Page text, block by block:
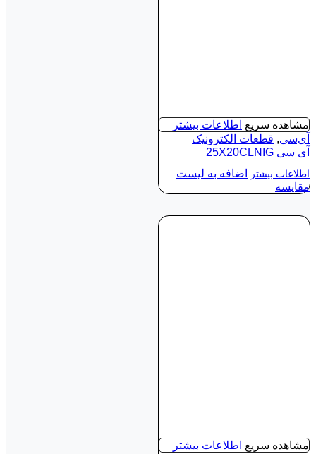
مشاهده سریع اطلاعات بیشتر
آی‌سی, قطعات الکترونیک
آی‌ سی 25X20CLNIG
اطلاعات بیشتر
اضافه به لیست
مقایسه
مشاهده سریع اطلاعات بیشتر